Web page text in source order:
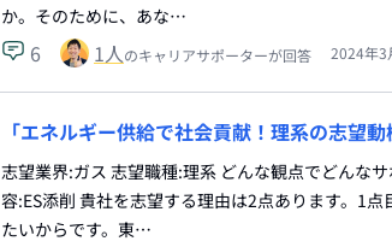
か。そのために、あな…
6 1人のキャリアサポーターが回答 2024年3
「エネルギー供給で社会貢献！理系の志望動
志望業界:ガス 志望職種:理系 どんな観点でどんな
容:ES添削 貴社を志望する理由は2点あります。1
たいからです。東…